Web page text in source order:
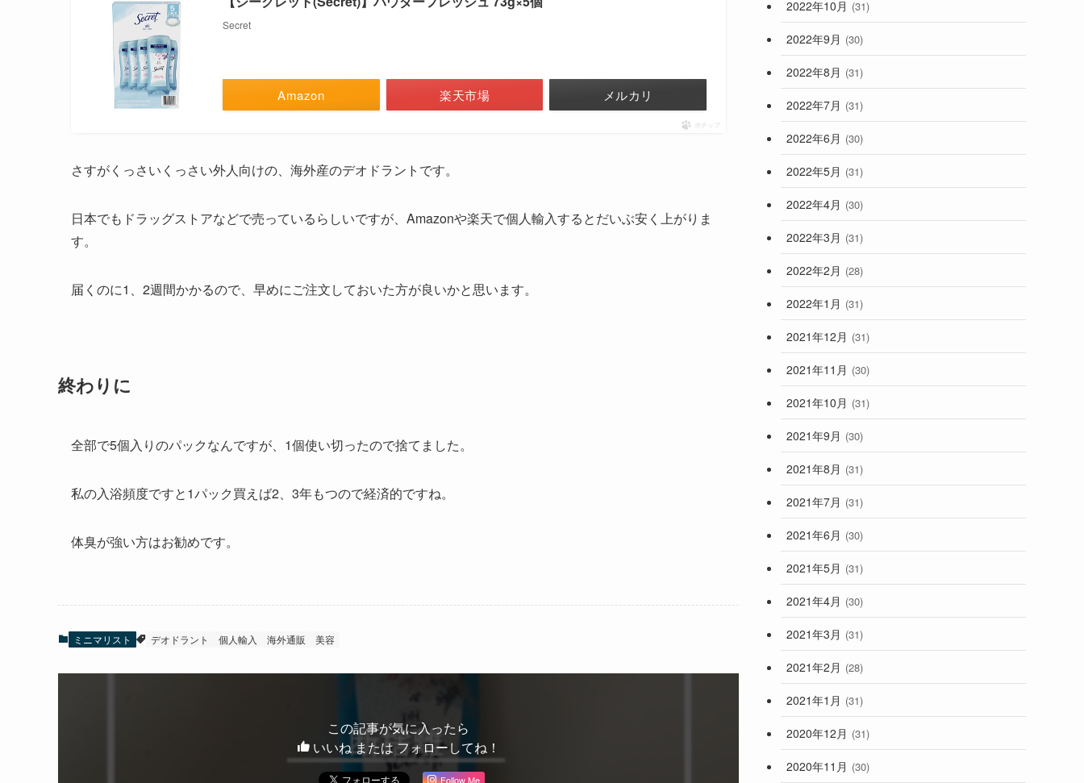
Secret
Amazon 楽天市場 メルカリ
ポチップ
さすがくっさいくっさい外人向けの、海外産のデオドラントです。
日本でもドラッグストアなどで売っているらしいですが、Amazonや楽天で個人輸入するとだいぶ安く上がりま
す。
届くのに1、2週間かかるので、早めにご注文しておいた方が良いかと思います。
終わりに
全部で5個入りのパックなんですが、1個使い切ったので捨てました。
私の入浴頻度ですと1パック買えば2、3年もつので経済的ですね。
体臭が強い方はお勧めです。
ミニマリスト デオドラント 個人輸入 海外通販 美容
この記事が気に入ったら
いいね または フォローしてね！
Follow Me
2022年10月 (31)
2022年9月 (30)
2022年8月 (31)
2022年7月 (31)
2022年6月 (30)
2022年5月 (31)
2022年4月 (30)
2022年3月 (31)
2022年2月 (28)
2022年1月 (31)
2021年12月 (31)
2021年11月 (30)
2021年10月 (31)
2021年9月 (30)
2021年8月 (31)
2021年7月 (31)
2021年6月 (30)
2021年5月 (31)
2021年4月 (30)
2021年3月 (31)
2021年2月 (28)
2021年1月 (31)
2020年12月 (31)
2020年11月 (30)